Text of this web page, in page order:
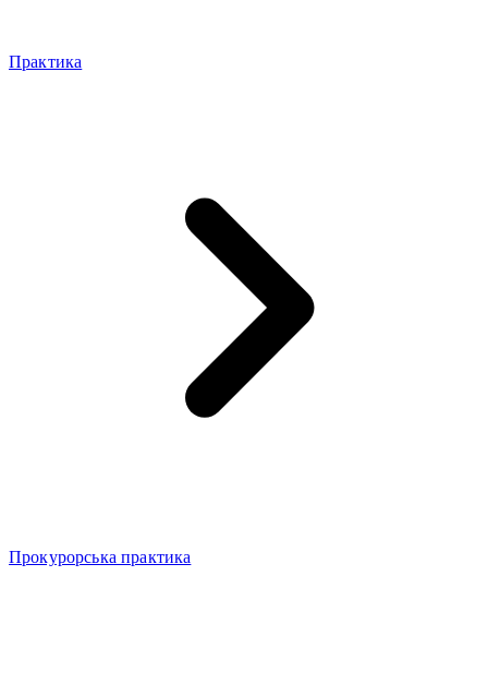
Практика
Прокурорська практика